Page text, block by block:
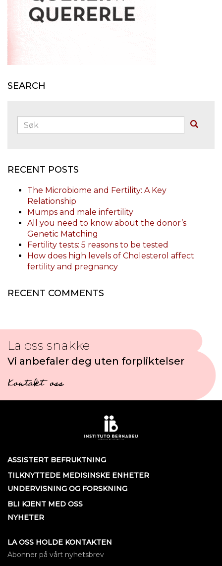
SEARCH
Søk:
RECENT POSTS
The Microbiome and Fertility: A Key
Relationship
Mumps and male infertility
All you need to know about the donor’s
Genetic Matching
Fertility tests: 5 reasons to be tested
How does high levels of Cholesterol affect
fertility and pregnancy
RECENT COMMENTS
La oss snakke
Vi anbefaler deg uten forpliktelser
Kontakt oss
ASSISTERT BEFRUKTNING
TILKNYTTEDE MEDISINSKE ENHETER
UNDERVISNING OG FORSKNING
BLI KJENT MED OSS
NYHETER
LA OSS HOLDE KONTAKTEN
Abonner på vårt nyhetsbrev